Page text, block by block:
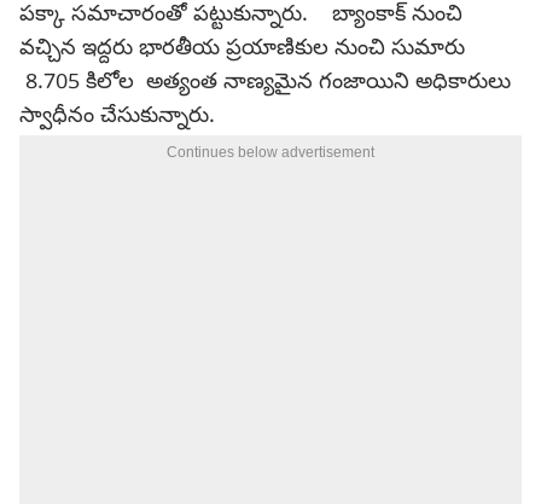
పక్కా సమాచారంతో పట్టుకున్నారు. బ్యాంకాక్ నుంచి
వచ్చిన ఇద్దరు భారతీయ ప్రయాణికుల నుంచి సుమారు
8.705 కిలోల అత్యంత నాణ్యమైన గంజాయిని అధికారులు
స్వాధీనం చేసుకున్నారు.
Continues below advertisement